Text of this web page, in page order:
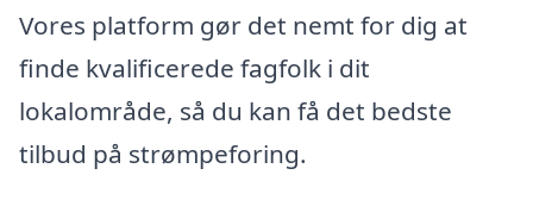
Vores platform gør det nemt for dig at
finde kvalificerede fagfolk i dit
lokalområde, så du kan få det bedste
tilbud på strømpeforing.